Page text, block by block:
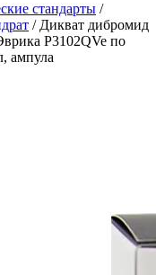
стандарты /
/ Дикват дибромид
P3102QVe по
ампула